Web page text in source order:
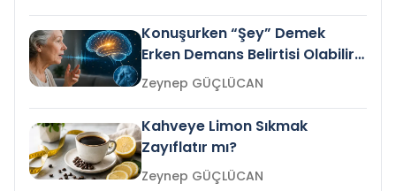
Konuşurken “Şey” Demek
Erken Demans Belirtisi Olabilir
mi?
Zeynep GÜÇLÜCAN
Kahveye Limon Sıkmak
Zayıflatır mı?
Zeynep GÜÇLÜCAN